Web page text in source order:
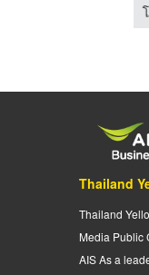
Thailand
Thailand
Media Public
AIS As a